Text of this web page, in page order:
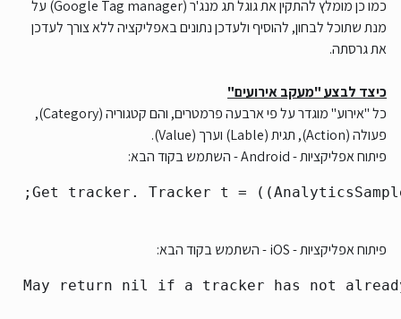
כמו כן מומלץ להתקין את גוגל תג מנג'ר (Google Tag manager) על
מנת שתוכל לבחון, להוסיף ולעדכן נתונים באפליקציה ללא צורך לעדכן
את גרסתה.
כיצד לבצע "מעקב אירועים"
כל "אירוע" מוגדר על פי ארבעה פרמטרים, והם קטגוריה (Category),
פעולה (Action), תגית (Lable) וערך (Value).
פיתוח אפליקציות - Android - השתמש בקוד הבא:
פיתוח אפליקציות - iOS - השתמש בקוד הבא: